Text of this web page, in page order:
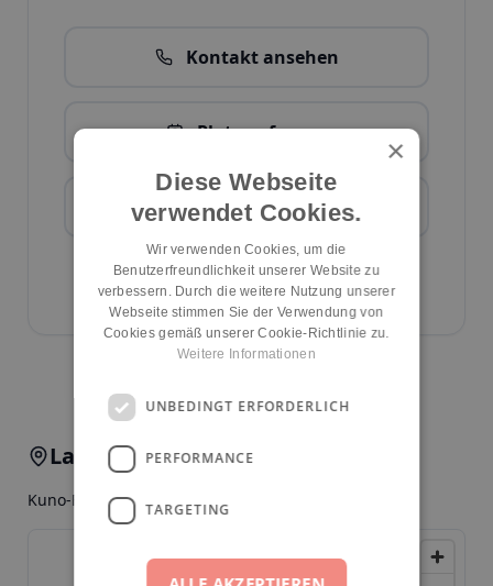
Kontakt ansehen
Platz anfragen
Zur Webseite
Kita-Daten bearbeiten
ID:1426
Lage & Anfahrt
Kuno-Fischer-Str. 4, 14057, Berlin, Charlottenburg
×
Diese Webseite
verwendet Cookies.
Wir verwenden Cookies, um die
Benutzerfreundlichkeit unserer Website zu
verbessern. Durch die weitere Nutzung unserer
Webseite stimmen Sie der Verwendung von
Cookies gemäß unserer Cookie-Richtlinie zu.
Weitere Informationen
UNBEDINGT ERFORDERLICH
PERFORMANCE
TARGETING